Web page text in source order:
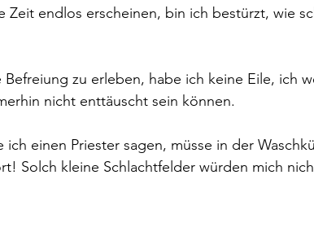
Zeit endlos erscheinen, bin ich bestürzt, wie
zu erleben, habe ich keine Eile, ich
nicht enttäuscht sein können.
einen Priester sagen, müsse in der
Solch kleine Schlachtfelder würden mich